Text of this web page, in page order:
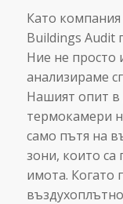
Като
Buildings Audit
Ние не просто
анализираме
Нашият опит в
термокамери
само пътя на
зони, които са
имота. Когато